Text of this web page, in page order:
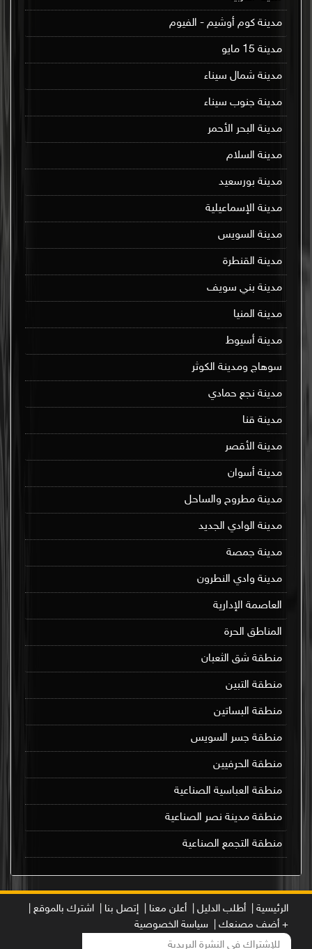
مدينة كوم أوشيم - الفيوم
مدينة 15 مايو
مدينة شمال سيناء
مدينة جنوب سيناء
مدينة البحر الأحمر
مدينة السلام
مدينة بورسعيد
مدينة الإسماعيلية
مدينة السويس
مدينة القنطرة
مدينة بني سويف
مدينة المنيا
مدينة أسيوط
سوهاج ومدينة الكوثر
مدينة نجع حمادي
مدينة قنا
مدينة الأقصر
مدينة أسوان
مدينة مطروح والساحل
مدينة الوادي الجديد
مدينة جمصة
مدينة وادي النطرون
العاصمة الإدارية
المناطق الحرة
منطقة شق الثعبان
منطقة التبين
منطقة البساتين
منطقة جسر السويس
منطقة الحرفيين
منطقة العباسية الصناعية
منطقة مدينة نصر الصناعية
منطقة التجمع الصناعية
الرئيسية | أطلب الدليل | أعلن معنا | إتصل بنا |
اشترك بالموقع |
+ أضف مصنعك |
سياسة الخصوصية